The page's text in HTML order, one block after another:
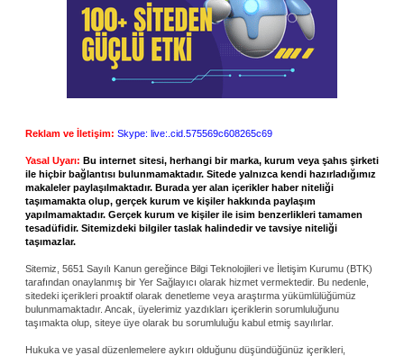
Reklam ve İletişim: Skype: live:.cid.575569c608265c69
Yasal Uyarı: Bu internet sitesi, herhangi bir marka, kurum veya şahıs şirketi
ile hiçbir bağlantısı bulunmamaktadır. Sitede yalnızca kendi hazırladığımız
makaleler paylaşılmaktadır. Burada yer alan içerikler haber niteliği
taşımamakta olup, gerçek kurum ve kişiler hakkında paylaşım
yapılmamaktadır. Gerçek kurum ve kişiler ile isim benzerlikleri tamamen
tesadüfidir. Sitemizdeki bilgiler taslak halindedir ve tavsiye niteliği
taşımazlar.
Sitemiz, 5651 Sayılı Kanun gereğince Bilgi Teknolojileri ve İletişim Kurumu (BTK)
tarafından onaylanmış bir Yer Sağlayıcı olarak hizmet vermektedir. Bu nedenle,
sitedeki içerikleri proaktif olarak denetleme veya araştırma yükümlülüğümüz
bulunmamaktadır. Ancak, üyelerimiz yazdıkları içeriklerin sorumluluğunu
taşımakta olup, siteye üye olarak bu sorumluluğu kabul etmiş sayılırlar.
Hukuka ve yasal düzenlemelere aykırı olduğunu düşündüğünüz içerikleri,